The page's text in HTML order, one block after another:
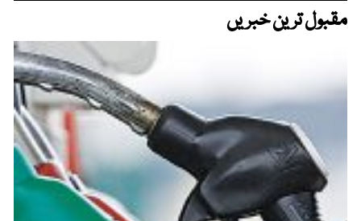
مقبول ترین خبریں